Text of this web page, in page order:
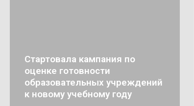
Стартовала кампания по
оценке готовности
образовательных учреждений
к новому учебному году